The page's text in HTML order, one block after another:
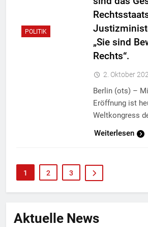
POLITIK
„Sie sind
Rechts“.
2. Oktober
Berlin (ots) –
Eröffnung ist
Weltkongress
Weiterlesen
1 2 3
Aktuelle News